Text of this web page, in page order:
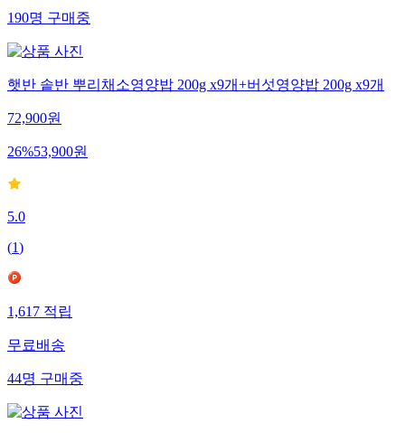
190명 구매중
햇반 솥반 뿌리채소영양밥 200g x9개+버섯영양밥 200g x9개
72,900원
26%53,900원
5.0
(1)
1,617 적립
무료배송
44명 구매중